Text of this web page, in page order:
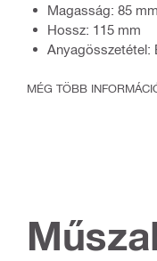
Magasság: 85 mm
Hossz: 115 mm
Anyagösszetétel:
MÉG TÖBB